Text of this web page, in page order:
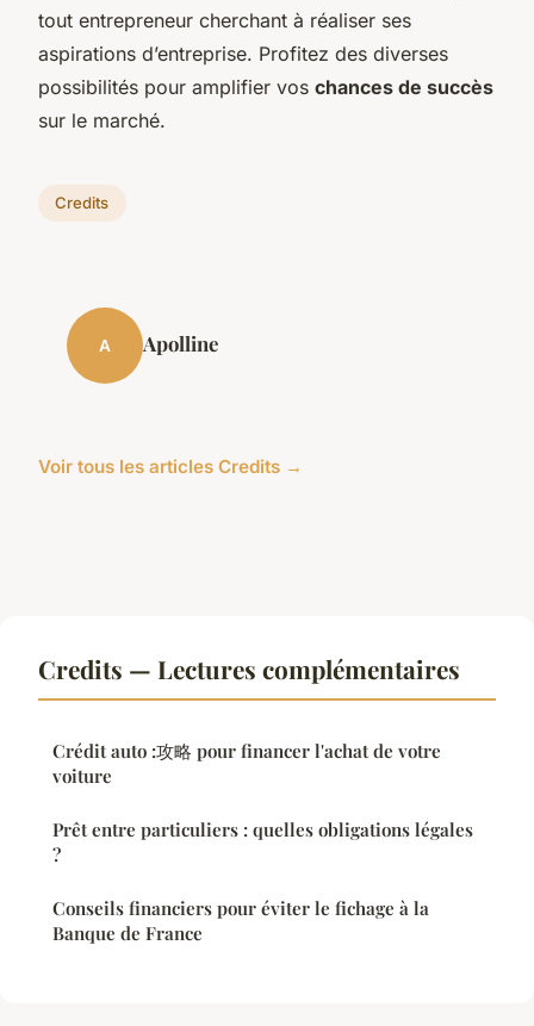
tout entrepreneur cherchant à réaliser ses
aspirations d’entreprise. Profitez des diverses
possibilités pour amplifier vos chances de succès
sur le marché.
Credits
A Apolline
Voir tous les articles Credits →
Credits — Lectures complémentaires
Crédit auto :攻略 pour financer l'achat de votre
voiture
Prêt entre particuliers : quelles obligations légales
?
Conseils financiers pour éviter le fichage à la
Banque de France